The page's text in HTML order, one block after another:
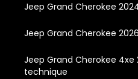
Jeep Grand Cherokee
Jeep Grand Cherokee
Jeep Grand Cherokee 4xe
technique